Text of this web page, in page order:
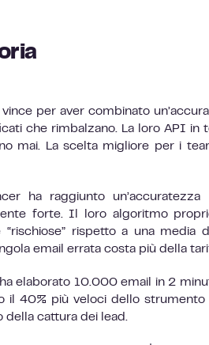
per aver combinato
che rimbalzano. La loro API in
mai. La scelta migliore per i
ha raggiunto
forte. Il loro algoritmo
“rischiose” rispetto a una
email errata costa più della
elaborato 10.000 email in 2
il 40% più veloci dello
della cattura dei lead.